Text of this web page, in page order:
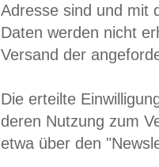
Adresse sind und mit
Daten werden nicht
Versand der
Die erteilte
deren Nutzung zum
etwa über den